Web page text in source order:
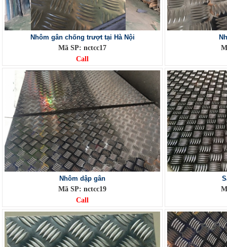
Nhôm gân chống trượt tại Hà Nội
Mã SP: nctcc17
Call
Nhôm dập gân
Mã SP: nctcc19
Call